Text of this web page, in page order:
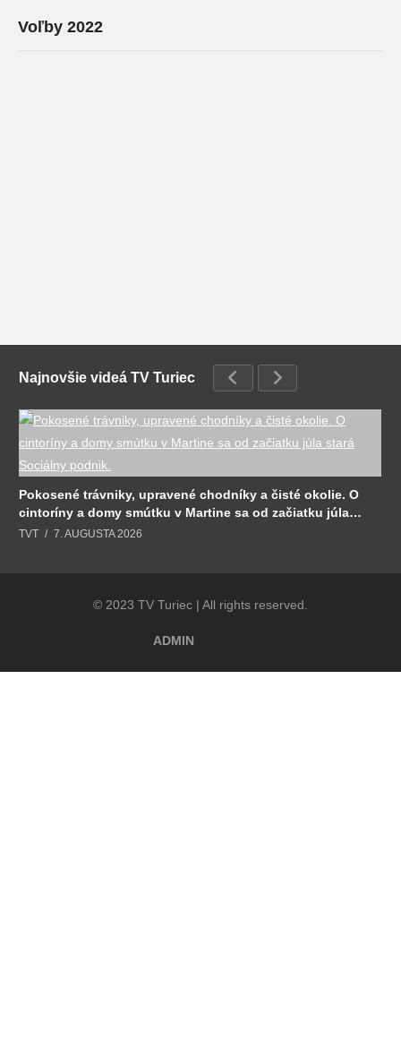
Voľby 2022
Najnovšie videá TV Turiec
Pokosené trávniky, upravené chodníky a čisté okolie. O
cintoríny a domy smútku v Martine sa od začiatku júla
stará Sociálny podnik.
TVT 7. AUGUSTA 2026
© 2023 TV Turiec | All rights reserved.
ADMIN